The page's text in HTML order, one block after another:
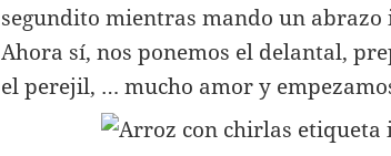
segundito mientras mando un abrazo
Ahora sí, nos ponemos el delantal,
el perejil, … mucho amor y